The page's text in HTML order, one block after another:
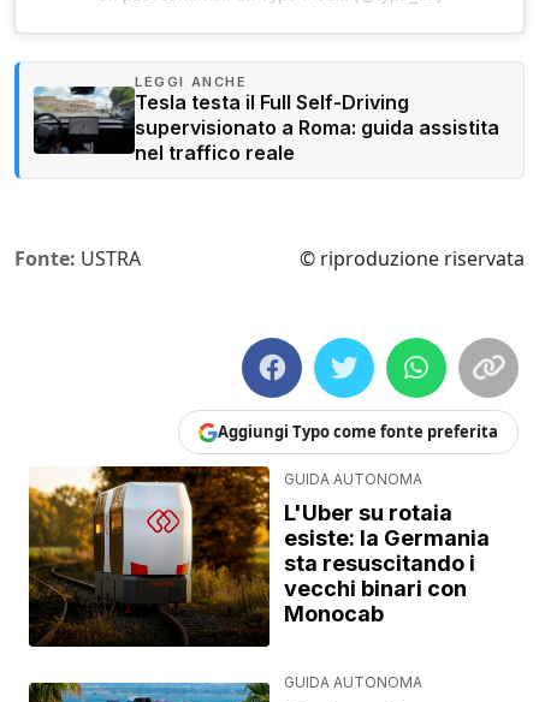
LEGGI ANCHE
Tesla testa il Full Self-Driving
supervisionato a Roma: guida assistita
nel traffico reale
Fonte: USTRA © riproduzione riservata
Aggiungi Typo come fonte preferita
GUIDA AUTONOMA
L'Uber su rotaia
esiste: la Germania
sta resuscitando i
vecchi binari con
Monocab
GUIDA AUTONOMA